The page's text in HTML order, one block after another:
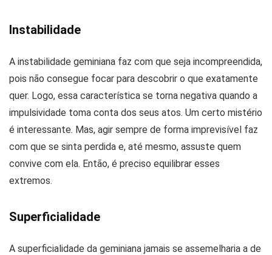
Instabilidade
A instabilidade geminiana faz com que seja incompreendida,
pois não consegue focar para descobrir o que exatamente
quer. Logo, essa característica se torna negativa quando a
impulsividade toma conta dos seus atos. Um certo mistério
é interessante. Mas, agir sempre de forma imprevisível faz
com que se sinta perdida e, até mesmo, assuste quem
convive com ela. Então, é preciso equilibrar esses
extremos.
Superficialidade
A superficialidade da geminiana jamais se assemelharia a de